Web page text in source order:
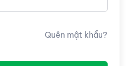
Quên mật khẩu?